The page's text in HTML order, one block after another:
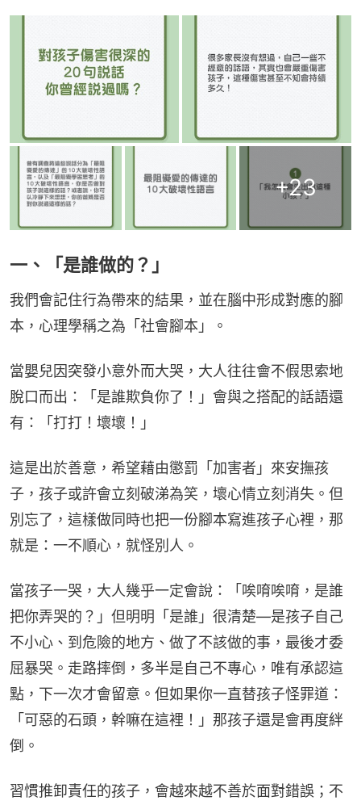
+23
一、「是誰做的？」
我們會記住行為帶來的結果，並在腦中形成對應的腳
本，心理學稱之為「社會腳本」。
當嬰兒因突發小意外而大哭，大人往往會不假思索地
脫口而出：「是誰欺負你了！」會與之搭配的話語還
有：「打打！壞壞！」
這是出於善意，希望藉由懲罰「加害者」來安撫孩
子，孩子或許會立刻破涕為笑，壞心情立刻消失。但
別忘了，這樣做同時也把一份腳本寫進孩子心裡，那
就是：一不順心，就怪別人。
當孩子一哭，大人幾乎一定會說：「唉唷唉唷，是誰
把你弄哭的？」但明明「是誰」很清楚—是孩子自己
不小心、到危險的地方、做了不該做的事，最後才委
屈暴哭。走路摔倒，多半是自己不專心，唯有承認這
點，下一次才會留意。但如果你一直替孩子怪罪道：
「可惡的石頭，幹嘛在這裡！」那孩子還是會再度絆
倒。
習慣推卸責任的孩子，會越來越不善於面對錯誤；不